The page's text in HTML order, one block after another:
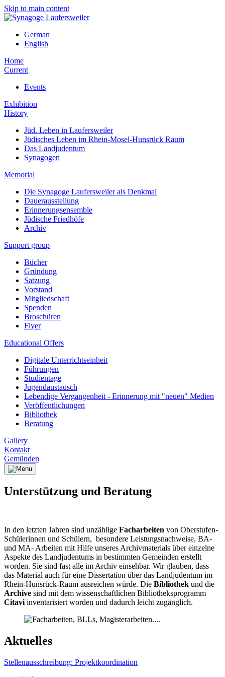
Skip to main content
German
English
Home
Current
Events
Exhibition
History
Jüd. Leben in Laufersweiler
Jüdisches Leben im Rhein-Mosel-Hunsrück Raum
Das Landjudentum
Synagogen
Memorial
Die Synagoge Laufersweiler als Denkmal
Dauerausstellung
Erinnerungsensemble
Jüdische Friedhöfe
Archiv
Support group
Bücher
Gründung
Satzung
Vorstand
Mitgliedschaft
Spenden
Broschüren
Flyer
Educational Offers
Digitale Unterrichtseinheit
Führungen
Studientage
Jugendaustausch
Lebendige Vergangenheit - Erinnerung mit "neuen" Medien
Veröffentlichungen
Bibliothek
Beratung
Gallery
Kontakt
Gemünden
Unterstützung und Beratung
In den letzten Jahren sind unzählige Facharbeiten von Oberstufen-
Schülerinnen und Schülern, besondere Leistungsnachweise, BA-
und MA- Arbeiten mit Hilfe unseres Archivmaterials über einzelne
Aspekte des Landjudentums in bestimmten Gemeinden erstellt
worden. Sie sind fast alle im Archiv einsehbar. Wir glauben, dass
das Material auch für eine Dissertation über das Landjudentum im
Rhein-Hunsrück-Raum ausreichen würde. Die Bibliothek und die
Archive sind mit dem wissenschaftlichen Bibliotheksprogramm
Citavi inventarisiert worden und dadurch leicht zugänglich.
Aktuelles
Stellenausschreibung: Projektkoordination